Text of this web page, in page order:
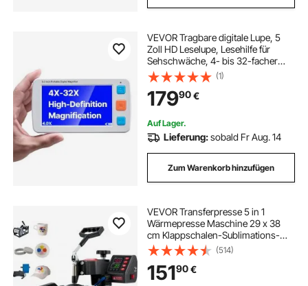
VEVOR Tragbare digitale Lupe, 5
Zoll HD Leselupe, Lesehilfe für
Sehschwäche, 4- bis 32-facher
Zoom, mit 17 Farbmodi, AV-
Ausgang, klappbarem Griff, LCD-
Bildschirm mit 5 Helligkeitsstufen
(1)
17990€
Auf Lager.
Lieferung:sobald Fr Aug. 14
Zum Warenkorb hinzufügen
VEVOR Transferpresse 5 in 1
Wärmepresse Maschine 29 x 38
cm Klappschalen-Sublimations-
Transferdrucker schnelles
Aufheizen digitale Präzision
(514)
15190€